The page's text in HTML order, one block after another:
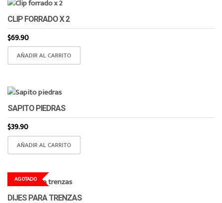
CLIP FORRADO X 2
$69.90
AÑADIR AL CARRITO
SAPITO PIEDRAS
$39.90
AÑADIR AL CARRITO
AGOTADO
DIJES PARA TRENZAS